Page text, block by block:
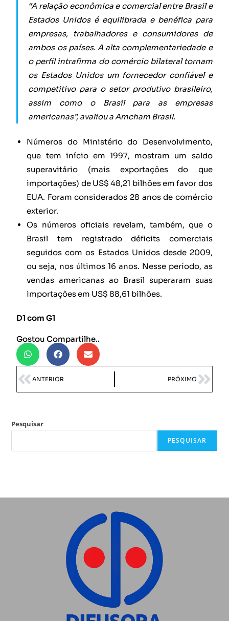
“A relação econômica e comercial entre Brasil e
Estados Unidos é equilibrada e benéfica para
empresas, trabalhadores e consumidores de
ambos os países. A alta complementariedade e
o perfil intrafirma do comércio bilateral tornam
os Estados Unidos um fornecedor confiável e
competitivo para o setor produtivo brasileiro,
assim como o Brasil para as empresas
americanas”, avaliou a Amcham Brasil.
Números do Ministério do Desenvolvimento,
que tem início em 1997, mostram um saldo
superavitário (mais exportações do que
importações) de US$ 48,21 bilhões em favor dos
EUA. Foram considerados 28 anos de comércio
exterior.
Os números oficiais revelam, também, que o
Brasil tem registrado déficits comerciais
seguidos com os Estados Unidos desde 2009,
ou seja, nos últimos 16 anos. Nesse período, as
vendas americanas ao Brasil superaram suas
importações em US$ 88,61 bilhões.
D1 com G1
Gostou Compartilhe..
ANTERIOR PRÓXIMO
Pesquisar
PESQUISAR